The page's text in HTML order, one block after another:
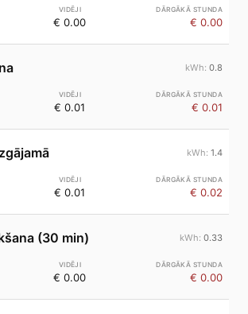
€ 0.00 € 0.00
0.8
€ 0.01 € 0.01
1.4
€ 0.01 € 0.02
(30 min) 0.33
€ 0.00 € 0.00